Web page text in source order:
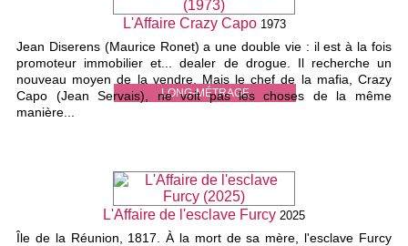
LONG-MÉTRAGE
L'Affaire Crazy Capo 1973
Jean Diserens (Maurice Ronet) a une double vie : il est à la fois
promoteur immobilier et... dealer de drogue. Il recherche un
nouveau moyen de la vendre. Mais le chef de la mafia, Crazy
Capo (Jean Servais), ne voit pas les choses de la même
manière...
L'Affaire de l'esclave Furcy 2025
Île de la Réunion, 1817. À la mort de sa mère, l'esclave Furcy